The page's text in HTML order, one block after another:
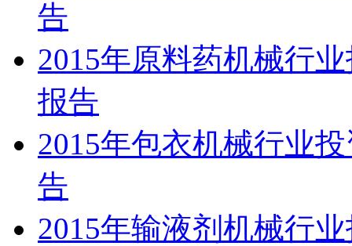
告
2015年原料药机械行
报告
2015年包衣机械行业
告
2015年输液剂机械行